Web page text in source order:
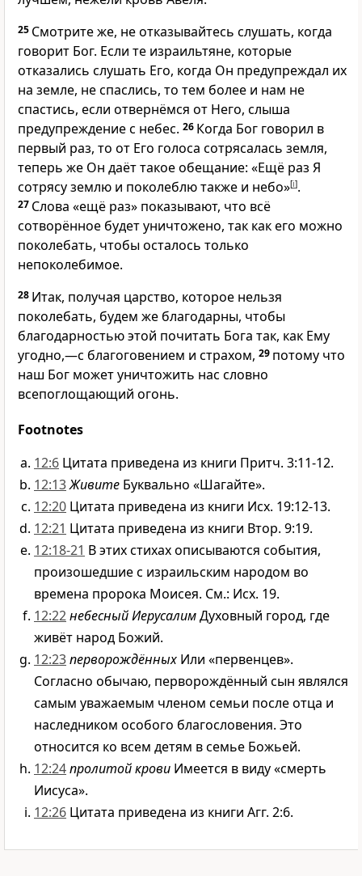
25 Смотрите же, не отказывайтесь слушать, когда
говорит Бог. Если те израильтяне, которые
отказались слушать Его, когда Он предупреждал их
на земле, не спаслись, то тем более и нам не
спастись, если отвернёмся от Него, слыша
предупреждение с небес. 26 Когда Бог говорил в
первый раз, то от Его голоса сотрясалась земля,
теперь же Он даёт такое обещание: «Ещё раз Я
сотрясу землю и поколеблю также и небо»[i].
27 Слова «ещё раз» показывают, что всё
сотворённое будет уничтожено, так как его можно
поколебать, чтобы осталось только
непоколебимое.
28 Итак, получая царство, которое нельзя
поколебать, будем же благодарны, чтобы
благодарностью этой почитать Бога так, как Ему
угодно,—с благоговением и страхом, 29 потому что
наш Бог может уничтожить нас словно
всепоглощающий огонь.
Footnotes
12:6 Цитата приведена из книги Притч. 3:11-12.
12:13Живите Буквально «Шагайте».
12:20 Цитата приведена из книги Исх. 19:12-13.
12:21 Цитата приведена из книги Втор. 9:19.
12:18-21 В этих стихах описываются события,
произошедшие с израильским народом во
времена пророка Моисея. См.: Исх. 19.
12:22небесный ИерусалимДуховный город, где
живёт народ Божий.
12:23перворождённых Или «первенцев».
Согласно обычаю, перворождённый сын являлся
самым уважаемым членом семьи после отца и
наследником особого благословения. Это
относится ко всем детям в семье Божьей.
12:24пролитой крови Имеется в виду «смерть
Иисуса».
12:26 Цитата приведена из книги Агг. 2:6.